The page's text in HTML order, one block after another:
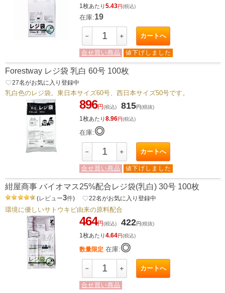
1枚あたり5.43円(税込)
在庫:19
－ ＋ カートへ
合せ買い商品 値下げしました
Forestway レジ袋 乳白 60号 100枚
favorite_border27名がお気に入り登録中
乳白色のレジ袋。東日本サイズ60号、西日本サイズ50号です。
896円(税込) 815円(税抜)
1枚あたり8.96円(税込)
在庫:◎
－ ＋ カートへ
合せ買い商品 値下げしました
紺屋商事 バイオマス25%配合レジ袋(乳白) 30号 100枚
(レビュー3件) favorite_border22名がお気に入り登録中
環境に優しいサトウキビ由来の原料配合
464円(税込) 422円(税抜)
1枚あたり4.64円(税込)
数量限定 在庫:◎
－ ＋ カートへ
合せ買い商品